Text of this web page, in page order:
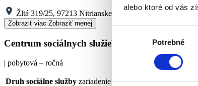
alebo ktoré od vás
súhlasu
Potrebné
Žltá 319/25, 97213 Nitrianske Pravno
Zobraziť viac Zobraziť menej
Centrum sociálnych služieb – NÁDEJ
| pobytová – ročná
Druh sociálne služby zariadenie podporovaného bývania